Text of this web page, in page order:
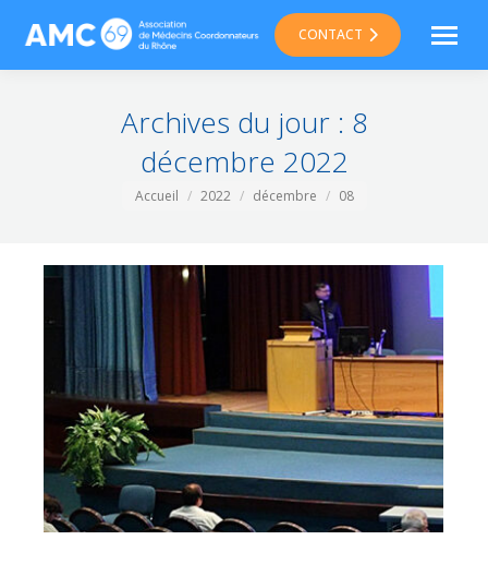
CONTACT
Archives du jour : 8
décembre 2022
Vous êtes ici :
Accueil 2022 décembre 08